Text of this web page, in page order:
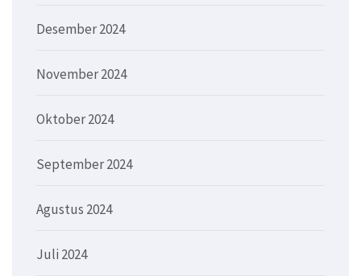
Desember 2024
November 2024
Oktober 2024
September 2024
Agustus 2024
Juli 2024